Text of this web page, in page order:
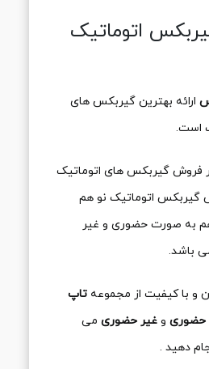
اتوماتیک
ارائه بهترین گیربکس های
است.
فروش گیربکس های اتوماتیک
گیربکس اتوماتیک نو هم
هم به صورت حضوری و غیر
باشد.
و با کیفیت از مجموعه تاپ
حضوریو غیر حضوریمی
دهید .